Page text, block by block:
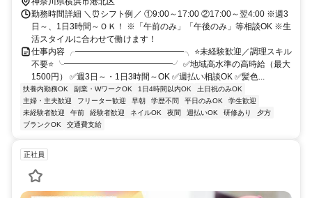
勤務時間詳細 ＼⏰シフト例／ ①9:00～17:00 ②17:00～翌4:00 ※週3
日～、1日3時間～ＯＫ！ ※「午前のみ」「午後のみ」等相談OK ※生
活スタイルに合わせて働けます！
仕事内容 ╭━━━━━━━━━━━━━╮ ⭐未経験歓迎／調理スキル
不要⭐ ╰━━━━━━━━━━━━━╯ ✅地域高水準の高時給（最大
1500円） ✅週3日～・1日3時間～OK ✅週払い相談OK ✅髪色...
扶養内勤務OK 副業・WワークOK 1日4時間以内OK
土日祝のみOK
主婦・主夫歓迎
フリーター歓迎 早朝 学歴不問 平日のみOK
学生歓迎
未経験者歓迎
午前 経験者歓迎 ネイルOK 夜間 週払いOK 研修あり
夕方
ブランクOK
交通費支給
正社員